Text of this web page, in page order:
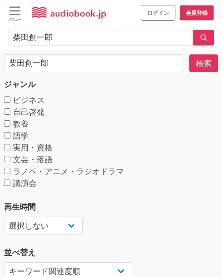
ログイン 会員登録
検索
ジャンル
ビジネス
自己啓発
教養
語学
実用・資格
文芸・落語
ラノベ・アニメ・ラジオドラマ
講演会
再生時間
並べ替え